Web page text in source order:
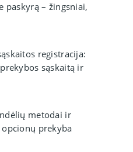
paskyrą – žingsniai,
laikas
registracija:
sąskaitą ir
metodai ir
prekyba